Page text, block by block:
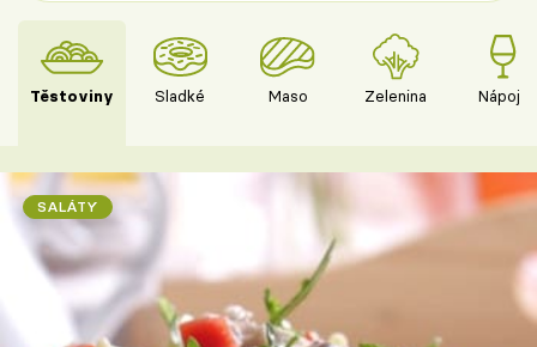
Těstoviny Sladké Maso Zelenina Nápoje
SALÁTY